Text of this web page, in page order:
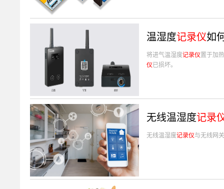
温湿度记录仪如
将进气温湿度记录仪置于加
仪已损坏。
无线温湿度记录
无线温湿度记录仪与无线网